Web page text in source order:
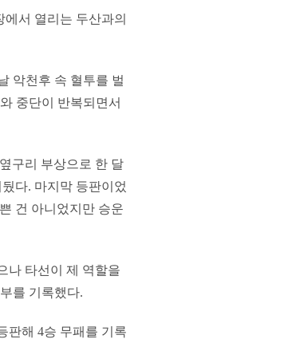
서 열리는 두산과의
악천후 속 혈투를 벌
중단이 반복되면서
구리 부상으로 한 달
다. 마지막 등판이었
건 아니었지만 승운
나 타선이 제 역할을
를 기록했다.
판해 4승 무패를 기록